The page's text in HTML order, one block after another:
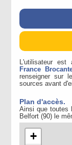
L'utilisateur est
France
renseigner sur
sources avant
Plan d'accès.
Ainsi que toutes
Belfort (90) le
+